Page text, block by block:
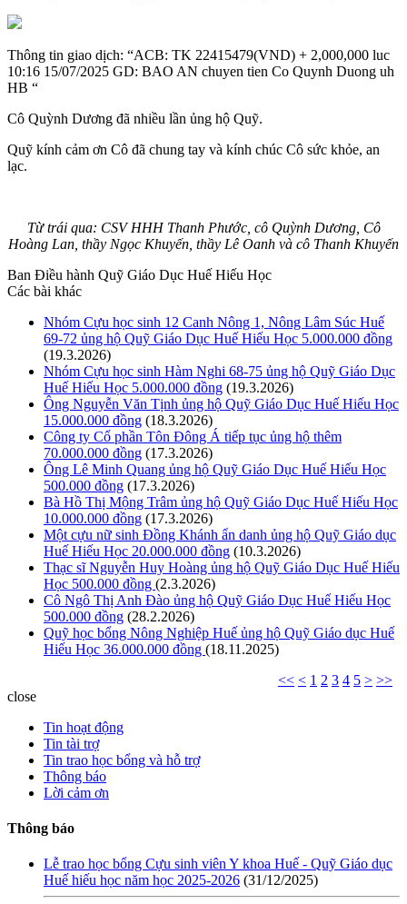
Thông tin giao dịch: “ACB: TK 22415479(VND) + 2,000,000 luc
10:16 15/07/2025 GD: BAO AN chuyen tien Co Quynh Duong uh
HB “
Cô Quỳnh Dương đã nhiều lần ủng hộ Quỹ.
Quỹ kính cảm ơn Cô đã chung tay và kính chúc Cô sức khỏe, an
lạc.
Từ trái qua: CSV HHH Thanh Phước, cô Quỳnh Dương, Cô
Hoàng Lan, thầy Ngọc Khuyến, thầy Lê Oanh và cô Thanh Khuyến
Ban Điều hành Quỹ Giáo Dục Huế Hiếu Học
Các bài khác
Nhóm Cựu học sinh 12 Canh Nông 1, Nông Lâm Súc Huế
69-72 ủng hộ Quỹ Giáo Dục Huế Hiếu Học 5.000.000 đồng
(19.3.2026)
Nhóm Cựu học sinh Hàm Nghi 68-75 ủng hộ Quỹ Giáo Dục
Huế Hiếu Học 5.000.000 đồng (19.3.2026)
Ông Nguyễn Văn Tịnh ủng hộ Quỹ Giáo Dục Huế Hiếu Học
15.000.000 đồng (18.3.2026)
Công ty Cổ phần Tôn Đông Á tiếp tục ủng hộ thêm
70.000.000 đồng (17.3.2026)
Ông Lê Minh Quang ủng hộ Quỹ Giáo Dục Huế Hiếu Học
500.000 đồng (17.3.2026)
Bà Hồ Thị Mộng Trâm ủng hộ Quỹ Giáo Dục Huế Hiếu Học
10.000.000 đồng (17.3.2026)
Một cựu nữ sinh Đồng Khánh ẩn danh ủng hộ Quỹ Giáo dục
Huế Hiếu Học 20.000.000 đồng (10.3.2026)
Thạc sĩ Nguyễn Huy Hoàng ủng hộ Quỹ Giáo Dục Huế Hiếu
Học 500.000 đồng (2.3.2026)
Cô Ngô Thị Anh Đào ủng hộ Quỹ Giáo Dục Huế Hiếu Học
500.000 đồng (28.2.2026)
Quỹ học bổng Nông Nghiệp Huế ủng hộ Quỹ Giáo dục Huế
Hiếu Học 36.000.000 đồng (18.11.2025)
<< < 1 2 3 4 5 > >>
close
Tin hoạt động
Tin tài trợ
Tin trao học bổng và hỗ trợ
Thông báo
Lời cảm ơn
Thông báo
Lễ trao học bổng Cựu sinh viên Y khoa Huế - Quỹ Giáo dục
Huế hiếu học năm học 2025-2026 (31/12/2025)